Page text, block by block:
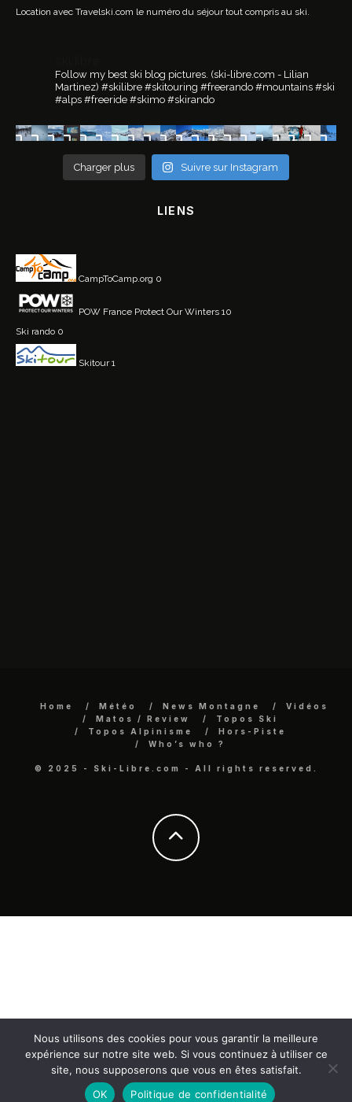
Location avec Travelski.com le numéro du séjour tout compris au ski.
Follow my best ski blog pictures. (ski-libre.com - Lilian
Martinez) #skilibre #skitouring #freerando #mountains #ski
#alps #freeride #skimo #skirando
Charger plus Suivre sur Instagram
LIENS
CampToCamp.org 0
POW France Protect Our Winters 10
Ski rando 0
Skitour1
Home Météo News Montagne
Vidéos
Matos / Review
Topos Ski
Topos Alpinisme
Hors-Piste
Who’s who ?
© 2025 - Ski-Libre.com - All rights reserved.
Nous utilisons des cookies pour vous garantir la meilleure
expérience sur notre site web. Si vous continuez à utiliser ce
site, nous supposerons que vous en êtes satisfait.
OK
Politique de confidentialité